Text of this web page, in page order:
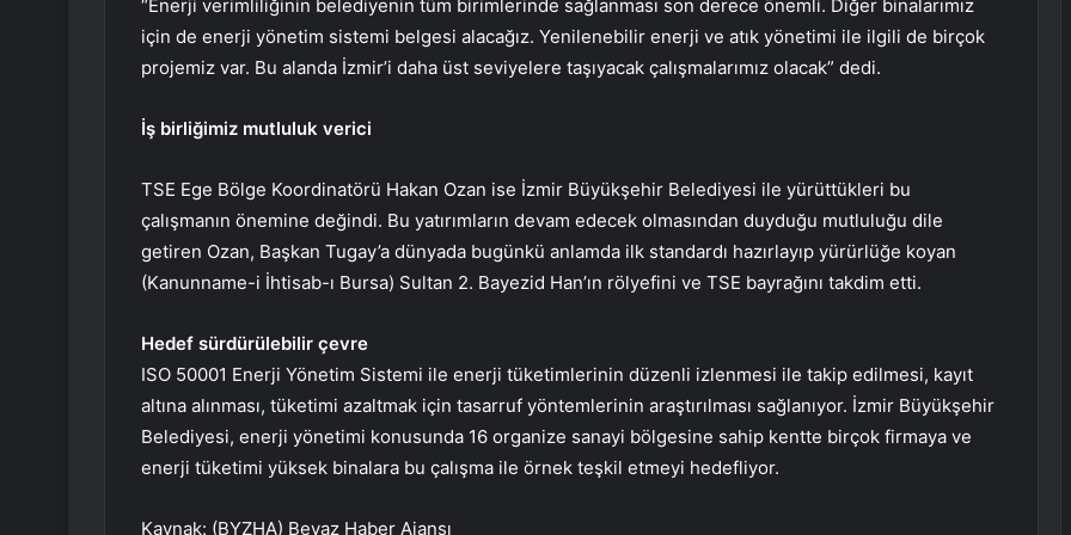
“Enerji verimliliğinin belediyenin tüm birimlerinde sağlanması son derece önemli. Diğer binalarımız
için de enerji yönetim sistemi belgesi alacağız. Yenilenebilir enerji ve atık yönetimi ile ilgili de birçok
projemiz var. Bu alanda İzmir’i daha üst seviyelere taşıyacak çalışmalarımız olacak” dedi.
İş birliğimiz mutluluk verici
TSE Ege Bölge Koordinatörü Hakan Ozan ise İzmir Büyükşehir Belediyesi ile yürüttükleri bu
çalışmanın önemine değindi. Bu yatırımların devam edecek olmasından duyduğu mutluluğu dile
getiren Ozan, Başkan Tugay’a dünyada bugünkü anlamda ilk standardı hazırlayıp yürürlüğe koyan
(Kanunname-i İhtisab-ı Bursa) Sultan 2. Bayezid Han’ın rölyefini ve TSE bayrağını takdim etti.
Hedef sürdürülebilir çevre
ISO 50001 Enerji Yönetim Sistemi ile enerji tüketimlerinin düzenli izlenmesi ile takip edilmesi, kayıt
altına alınması, tüketimi azaltmak için tasarruf yöntemlerinin araştırılması sağlanıyor. İzmir Büyükşehir
Belediyesi, enerji yönetimi konusunda 16 organize sanayi bölgesine sahip kentte birçok firmaya ve
enerji tüketimi yüksek binalara bu çalışma ile örnek teşkil etmeyi hedefliyor.
Kaynak: (BYZHA) Beyaz Haber Ajansı